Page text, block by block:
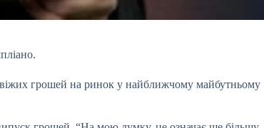
свіжих грошей на ринок у найближчому майбутньому